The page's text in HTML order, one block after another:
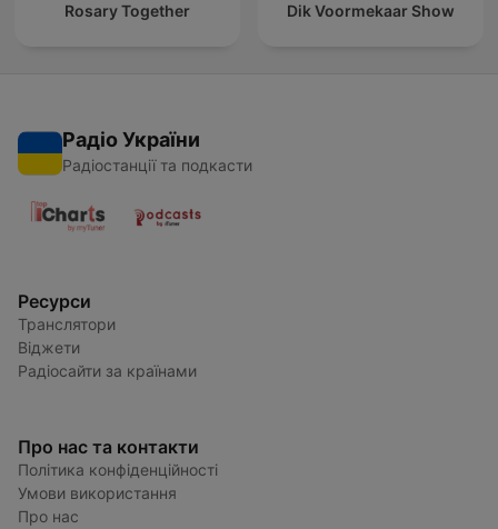
Rosary Together Dik Voormekaar Show
Радіо України
Радіостанції та подкасти
Ресурси
Транслятори
Віджети
Радіосайти за країнами
Про нас та контакти
Політика конфіденційності
Умови використання
Про нас